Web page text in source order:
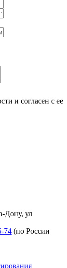
и согласен с ее
Дону, ул
74 (по России